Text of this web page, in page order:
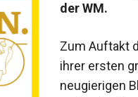
der WM.
Zum Auftakt
ihrer ersten
neugierigen